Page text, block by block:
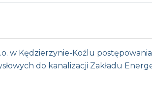
w Kędzierzynie-Koźlu
do kanalizacji Zakładu